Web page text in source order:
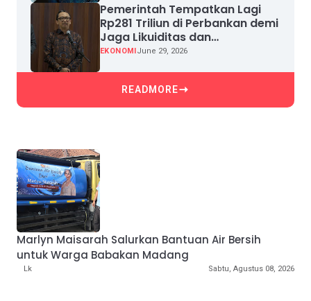
Pemerintah Tempatkan Lagi
Rp281 Triliun di Perbankan demi
Jaga Likuiditas dan
Pertumbuhan Kredit
EKONOMIJune 29, 2026
READMORE
Marlyn Maisarah Salurkan Bantuan Air Bersih
untuk Warga Babakan Madang
Lk Sabtu, Agustus 08, 2026